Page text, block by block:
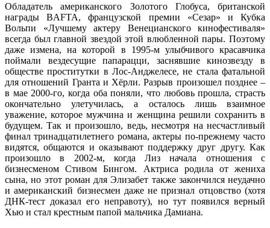
Обладатель американского Золотого Глобуса, британской
награды BAFTA, французской премии «Сезар» и Кубка
Вольпи «Лучшему актеру Венецианского кинофестиваля»
всегда был главной звездой этой влюбленной пары. Поэтому
даже измена, на которой в 1995-м улыбчивого красавчика
поймали вездесущие папарацци, заснявшие кинозвезду в
обществе проститутки в Лос-Анджелесе, не стала фатальной
для отношений Гранта и Хёрли. Разрыв произошел позднее –
в мае 2000-го, когда оба поняли, что любовь прошла, страсть
окончательно улетучилась, а осталось лишь взаимное
уважение, которое мужчина и женщина решили сохранить в
будущем. Так и произошло, ведь, несмотря на несчастливый
финал тринадцатилетнего романа, актеры по-прежнему часто
видятся, общаются и оказывают поддержку друг другу. Как
произошло в 2002-м, когда Лиз начала отношения с
бизнесменом Стивом Бингом. Актриса родила от жениха
сына, но этот роман для Элизабет также закончился неудачно
и американский бизнесмен даже не признал отцовство (хотя
ДНК-тест доказал его неправоту), но тут появился верный
Хью и стал крестным папой мальчика Дамиана.